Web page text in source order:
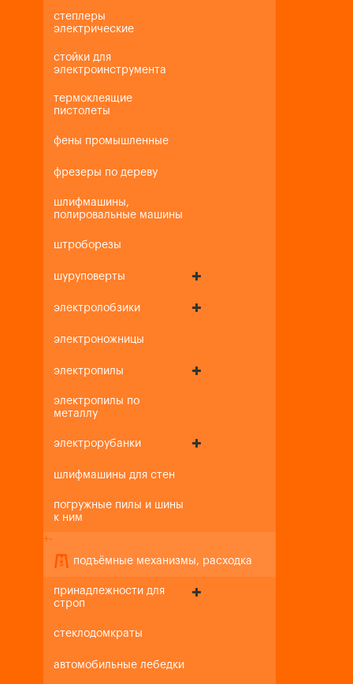
степлеры
электрические
стойки для
электроинструмента
термоклеящие
пистолеты
фены промышленные
фрезеры по дереву
шлифмашины,
полировальные машины
штроборезы
шуруповерты
электролобзики
электроножницы
электропилы
электропилы по
металлу
электрорубанки
шлифмашины для стен
погружные пилы и шины
к ним
+-
подъёмные механизмы, расходка
принадлежности для
строп
стеклодомкраты
автомобильные лебедки